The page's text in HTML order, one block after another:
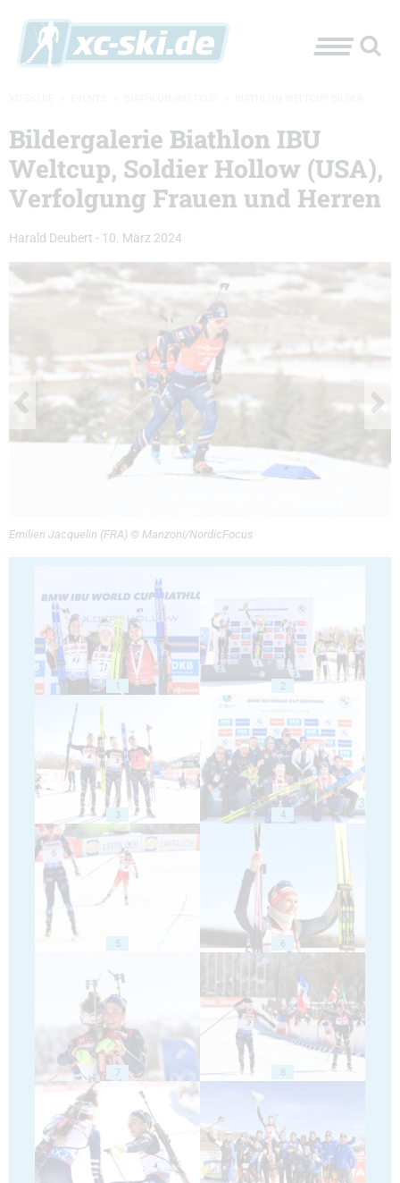
Bildergalerie Biathlon IBU
Weltcup, Soldier Hollow (USA),
Verfolgung Frauen und Herren
Harald Deubert - 10. März 2024
Emilien Jacquelin (FRA) © Manzoni/NordicFocus
1 2
3 4
5 6
7 8